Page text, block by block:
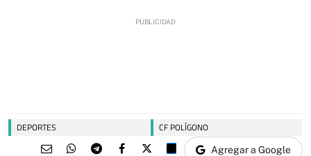
DEPORTES CF POLÍGONO
Agregar a Google